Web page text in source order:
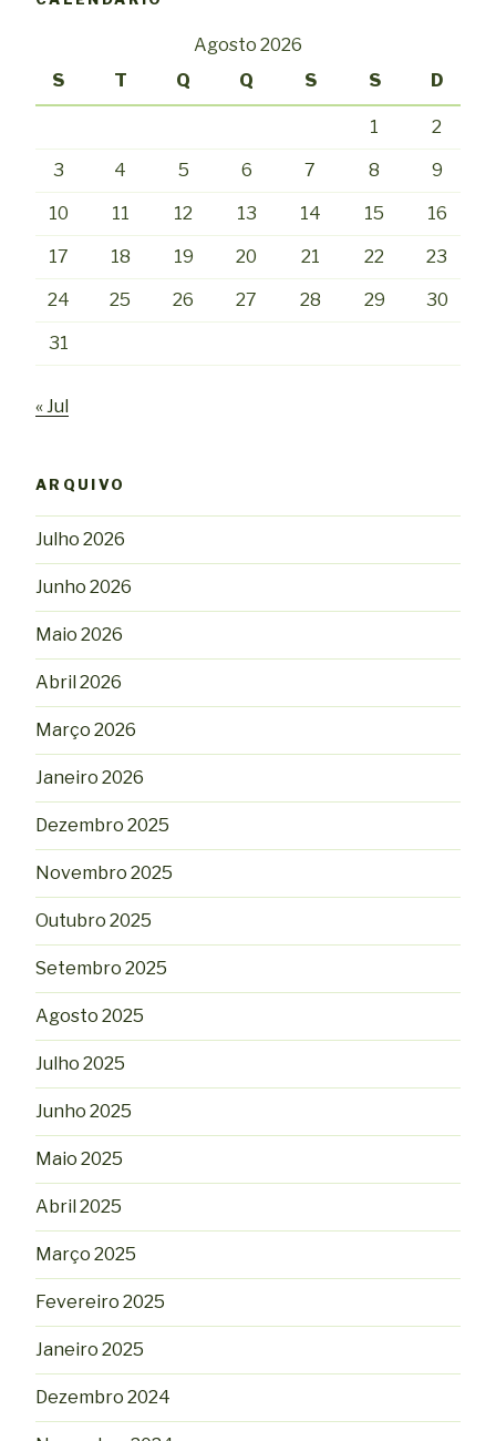
Agosto 2026
S
T Q Q S S D
1 2
3 4 5 6 7 8 9
10 11 12 13 14 15 16
17 18 19 20 21 22 23
24 25 26 27 28 29 30
31
« Jul
ARQUIVO
Julho 2026
Junho 2026
Maio 2026
Abril 2026
Março 2026
Janeiro 2026
Dezembro 2025
Novembro 2025
Outubro 2025
Setembro 2025
Agosto 2025
Julho 2025
Junho 2025
Maio 2025
Abril 2025
Março 2025
Fevereiro 2025
Janeiro 2025
Dezembro 2024